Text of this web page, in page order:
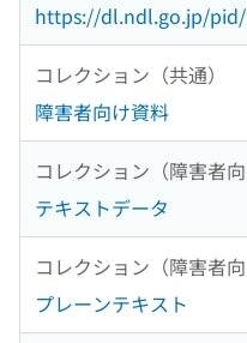
https://dl.ndl.go.jp/pid/
コレクション（共通）
障害者向け資料
コレクション（障害者
テキストデータ
コレクション（障害者
プレーンテキスト